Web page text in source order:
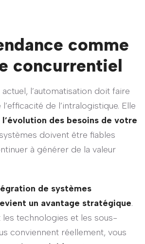
comme
concurrentiel
l’automatisation doit faire
de l’intralogistique. Elle
l’évolution des besoins de votre
doivent être fiables
à générer de la valeur
de systèmes
un avantage stratégique.
les technologies et les sous-
conviennent réellement, vous